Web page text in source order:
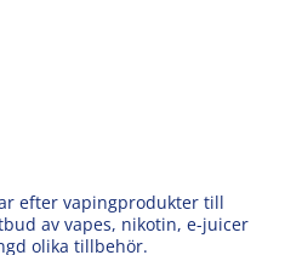
efter vapingprodukter till
av vapes, nikotin, e-juicer
olika tillbehör.